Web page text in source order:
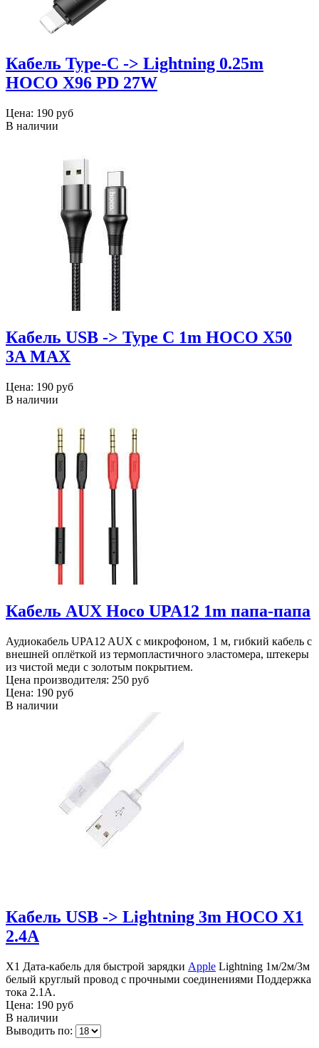
Кабель Type-C -> Lightning 0.25m
HOCO X96 PD 27W
Цена: 190 руб
В наличии
Кабель USB -> Type C 1m HOCO X50
3A MAX
Цена: 190 руб
В наличии
Кабель AUX Hoco UPA12 1m папа-папа
Аудиокабель UPA12 AUX с микрофоном, 1 м, гибкий кабель с
внешней оплёткой из термопластичного эластомера, штекеры
из чистой меди с золотым покрытием.
Цена производителя: 250 руб
Цена: 190 руб
В наличии
Кабель USB -> Lightning 3m HOCO X1
2.4A
X1 Дата-кабель для быстрой зарядки Apple Lightning 1м/2м/3м
белый круглый провод с прочными соединениями Поддержка
тока 2.1А.
Цена: 190 руб
В наличии
Выводить по: